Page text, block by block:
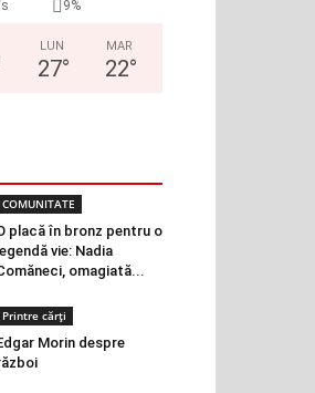
9%
LUN
27°
MAR
22°
COMUNITATE
placă în bronz pentru o
legendă vie: Nadia
omagiată...
Printre cărți
Morin despre